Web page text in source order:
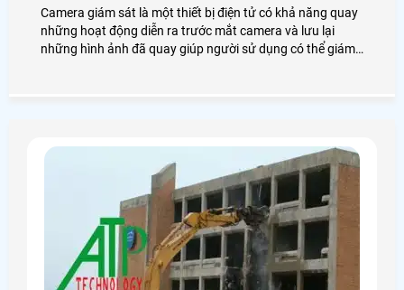
Camera giám sát là một thiết bị điện tử có khả năng quay
những hoạt động diễn ra trước mắt camera và lưu lại
những hình ảnh đã quay giúp người sử dụng có thể giám